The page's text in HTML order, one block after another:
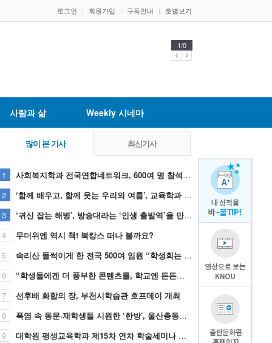
로그인 회원가입 구독안내 호별보기
1/0
사람과 삶 Weekly 시네마
많이 본 기사 최신기사
1
사회복지학과 전국연합네트워크, 600여 명 참석해 성황리 종료
2
‘함께 배우고, 함께 웃는 우리의 여름’, 교육학과 한마음 대축제
3
‘귀신 잡는 해병’, 방송대라는 ‘인생 출발역’을 만나다
4
무더위엔 역시 책! 북캉스 떠나 볼까요?
5
속리산 들썩이게 한 전국 500여 임원 “학생회는 하나!”
6
“학생들에겐 더 풍부한 콘텐츠를, 학교엔 든든한 동반자로”
7
선후배 화합의 장, 부천시학습관 호프데이 개최
8
폭염 속 동문·재학생들 시원한 ‘한방’, 울산총동문회는 30명 참가
9
대학원 평생교육학과 제15차 연차 학술세미나 성료